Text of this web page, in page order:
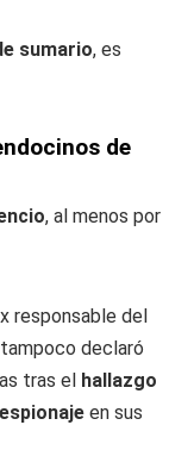
sumario, es
de
, al menos por
responsable del
declaró
tras el hallazgo
en sus